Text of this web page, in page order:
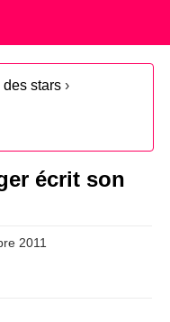
stars ›
écrit son
2011